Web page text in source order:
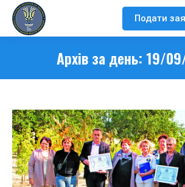
Подати
Архів за день: 19/